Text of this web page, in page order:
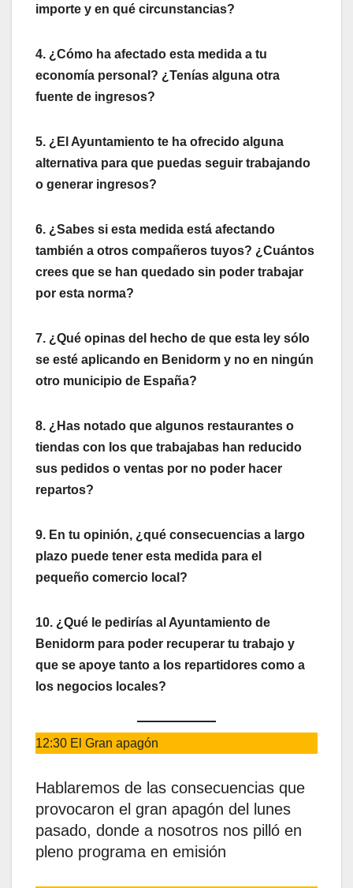
importe y en qué circunstancias?
4. ¿Cómo ha afectado esta medida a tu
economía personal? ¿Tenías alguna otra
fuente de ingresos?
5. ¿El Ayuntamiento te ha ofrecido alguna
alternativa para que puedas seguir trabajando
o generar ingresos?
6. ¿Sabes si esta medida está afectando
también a otros compañeros tuyos? ¿Cuántos
crees que se han quedado sin poder trabajar
por esta norma?
7. ¿Qué opinas del hecho de que esta ley sólo
se esté aplicando en Benidorm y no en ningún
otro municipio de España?
8. ¿Has notado que algunos restaurantes o
tiendas con los que trabajabas han reducido
sus pedidos o ventas por no poder hacer
repartos?
9. En tu opinión, ¿qué consecuencias a largo
plazo puede tener esta medida para el
pequeño comercio local?
10. ¿Qué le pedirías al Ayuntamiento de
Benidorm para poder recuperar tu trabajo y
que se apoye tanto a los repartidores como a
los negocios locales?
12:30 El Gran apagón
Hablaremos de las consecuencias que
provocaron el gran apagón del lunes
pasado, donde a nosotros nos pilló en
pleno programa en emisión